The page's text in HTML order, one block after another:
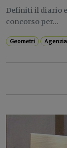
Definiti il diario
concorso per...
Geometri